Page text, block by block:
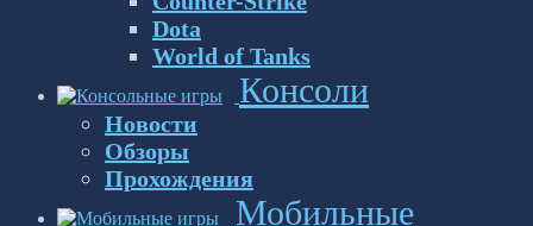
Dota
World of Tanks
Консоли
Новости
Обзоры
Прохождения
Мобильные